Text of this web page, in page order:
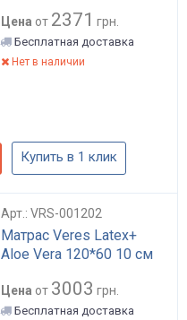
Цена от 2371 грн.
Бесплатная доставка
Нет в наличии
Купить в 1 клик
Арт.: VRS-001202
Матрас Veres Latex+
Aloe Vera 120*60 10 см
Цена от 3003 грн.
Бесплатная доставка